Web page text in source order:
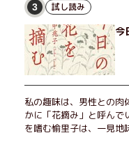
3 試し読み
今
私の趣味は、男性との肉
かに「花摘み」と呼ん
を嗜む愉里子は、一見地